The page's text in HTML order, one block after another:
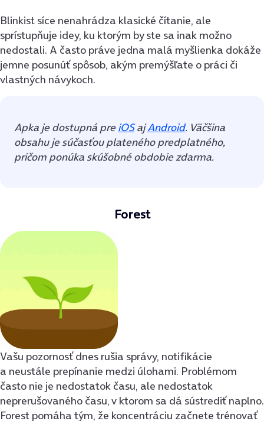
Blinkist síce nenahrádza klasické čítanie, ale
sprístupňuje idey, ku ktorým by ste sa inak možno
nedostali. A často práve jedna malá myšlienka dokáže
jemne posunúť spôsob, akým premýšľate o práci či
vlastných návykoch.
Apka je dostupná preiOSajAndroid. Väčšina
obsahu je súčasťou plateného predplatného,
pričom ponúka skúšobné obdobie zdarma.
Forest
Vašu pozornosť dnes rušia správy, notifikácie
a neustále prepínanie medzi úlohami. Problémom
často nie je nedostatok času, ale nedostatok
neprerušovaného času, v ktorom sa dá sústrediť naplno.
Forest pomáha tým, že koncentráciu začnete trénovať